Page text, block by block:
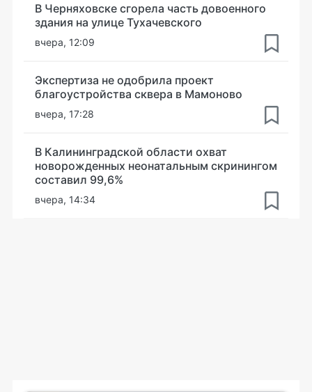
В Черняховске сгорела часть довоенного
здания на улице Тухачевского
вчера, 12:09
Экспертиза не одобрила проект
благоустройства сквера в Мамоново
вчера, 17:28
В Калининградской области охват
новорожденных неонатальным скринингом
составил 99,6%
вчера, 14:34